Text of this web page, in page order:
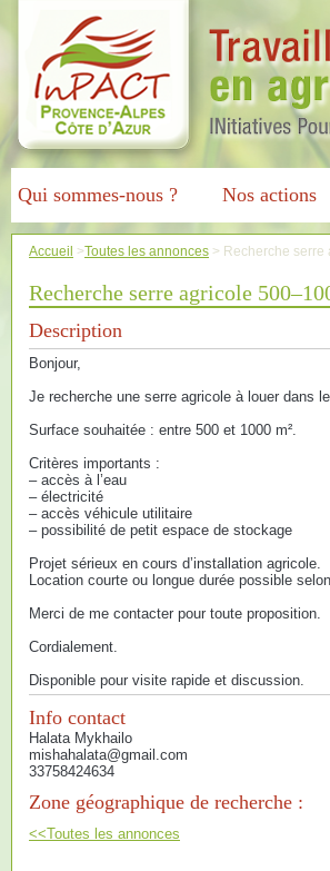
Qui sommes-nous ? Nos actions
Accueil >Toutes les annonces > Recherche serre
Recherche serre agricole
Description
Bonjour,
Je recherche une serre agricole à louer dans
Surface souhaitée : entre 500 et 1000 m².
Critères importants :
– accès à l’eau
– électricité
– accès véhicule utilitaire
– possibilité de petit espace de stockage
Projet sérieux en cours d’installation agricole.
Location courte ou longue durée possible
Merci de me contacter pour toute proposition.
Cordialement.
Disponible pour visite rapide et discussion.
Info contact
Halata Mykhailo
mishahalata@gmail.com
33758424634
Zone géographique de recherche :
<<Toutes les annonces